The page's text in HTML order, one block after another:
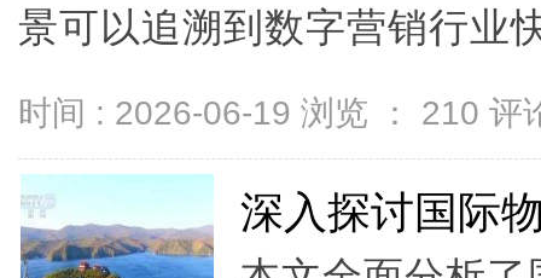
景可以追溯到数字营销行业
时间 : 2026-06-19 浏览 ： 210 评
深入探讨国际